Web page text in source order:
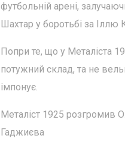
футбольній арені,
Шахтар у боротьбі за Іллю
Попри те, що у Металіста
потужний склад, та не
імпонує.
Металіст 1925 розгромив
Гаджиєва